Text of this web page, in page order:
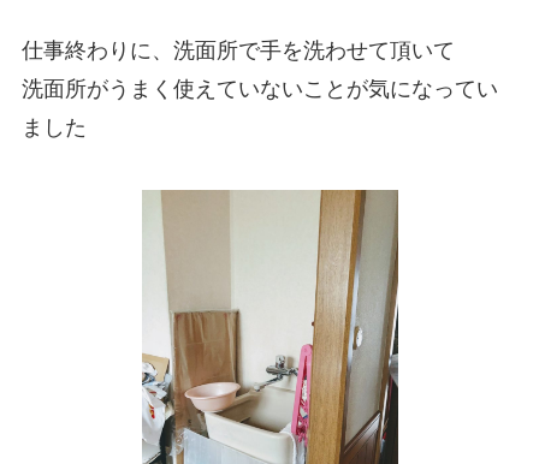
仕事終わりに、洗面所で手を洗わせて頂いて
洗面所がうまく使えていないことが気になってい
ました